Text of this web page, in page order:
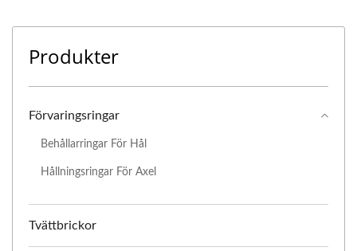
Produkter
Förvaringsringar
Behållarringar För Hål
Hållningsringar För Axel
Tvättbrickor